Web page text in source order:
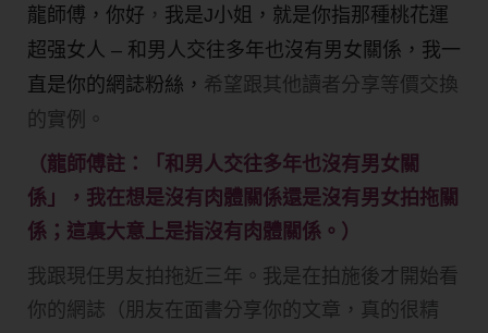
龍師傅，你好 ， 我是J小姐，就是你指那種桃花運
超强女人 – 和男人交往多年也沒有男女關係，我一
直是你的網誌粉絲， 希望跟其他讀者分享等價交換
的實例。
（龍師傅註：「和男人交往多年也沒有男女關
係」，我在想是沒有肉體關係還是沒有男女拍拖關
係；這裏大意上是指沒有肉體關係。）
我跟現任男友拍拖近三年。我是在拍施後才開始看
你的網誌（朋友在面書分享你的文章，真的很精